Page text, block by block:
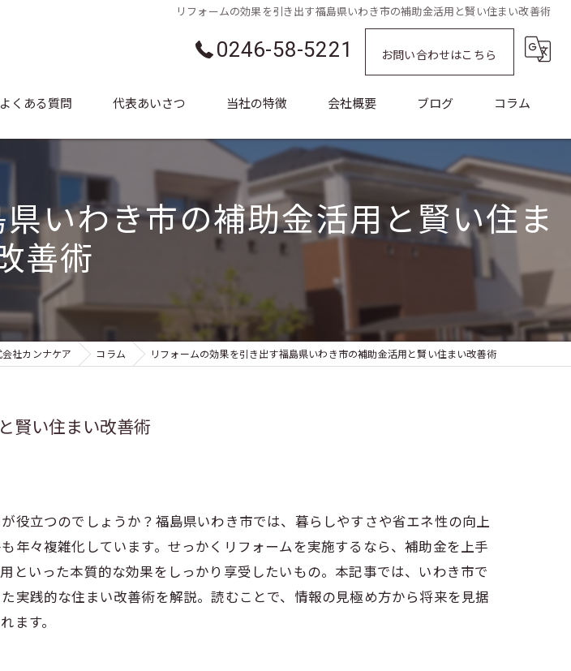
リフォームの効果を引き出す福島県いわき市の補助金活用と賢い住まい改善術
0246-58-5221 お問い合わせはこちら
よくある質問 代表あいさつ 当社の特徴
塗装
水回り
外構
リノベーション
バリアフリー
会社概要 ブログ コラム
いわき市の補助金活用と賢い住ま
善術
社カンナケア コラム リフォームの効果を引き出す福島県いわき市の補助金活用と賢い住まい改善術
賢い住まい改善術
役立つのでしょうか？福島県いわき市では、暮らしやすさや省エネ性の向上
年々複雑化しています。せっかくリフォームを実施するなら、補助金を上手
といった本質的な効果をしっかり享受したいもの。本記事では、いわき市で
実践的な住まい改善術を解説。読むことで、情報の見極め方から将来を見据
ます。